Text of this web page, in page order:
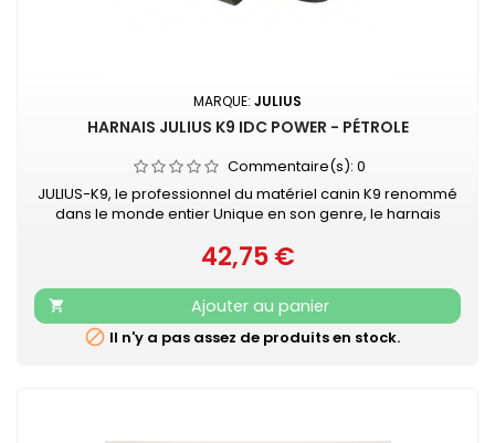
MARQUE: JULIUS
HARNAIS JULIUS K9 IDC POWER - PÉTROLE
Commentaire(s): 0
JULIUS-K9, le professionnel du matériel canin K9 renommé
dans le monde entier Unique en son genre, le harnais
contrôler le chien pendant les balades en ville. Le harnais
IDC®Power est votre compagnon au quotidien, pour le loisir
et la promenade, dans la rue comme au parc. Sa poignée
solide...
Prix
42,75 €

Ajouter au panier
 Il n'y a pas assez de produits en stock.